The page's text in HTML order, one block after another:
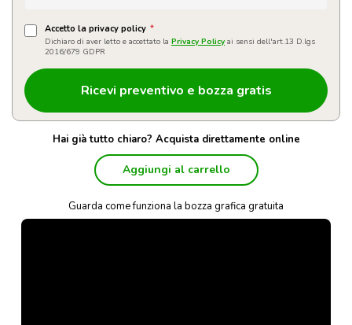
Accetto la privacy policy *
Dichiaro di aver letto e accettato la Privacy Policy ai sensi dell'art.13 D.lgs
2016/679 GDPR
Hai già tutto chiaro? Acquista direttamente online
Aggiungi al carrello
Guarda come funziona la bozza grafica gratuita